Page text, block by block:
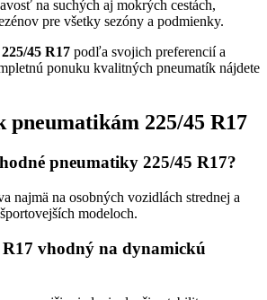
na suchých aj mokrých cestách,
pre všetky sezóny a podmienky.
225/45 R17 podľa svojich preferencií a
ponuku kvalitných pneumatík nájdete
pneumatikám 225/45 R17
pneumatiky 225/45 R17?
najmä na osobných vozidlách strednej a
modeloch.
R17 vhodný na dynamickú